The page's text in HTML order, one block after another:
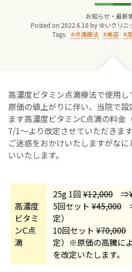
お知らせ・最新
Posted on 2022.6.10 by ゆいクリニ
Tags:
点滴療法 美容
高濃度ビタミン点滴療法で使用
原価の値上がりに伴い、当院で
ます高濃度ビタミンC点滴の料金
7/1～より改定させていただきま
ご迷惑をおかけいたしますがな
いいたします。
高濃度
ビタミ
ンC点
滴
25g 1回 ¥12,000
5回セット ¥45,000
定）
10回セット ¥70,000
定）※原価の高騰に
を改定いたします。
院長からのごあ
ゆいクリニックの
診療料金
妊婦健診
お産につい
親と子の結びつ
予防接種
その他の診療
‘さんルーム’ でさまざま